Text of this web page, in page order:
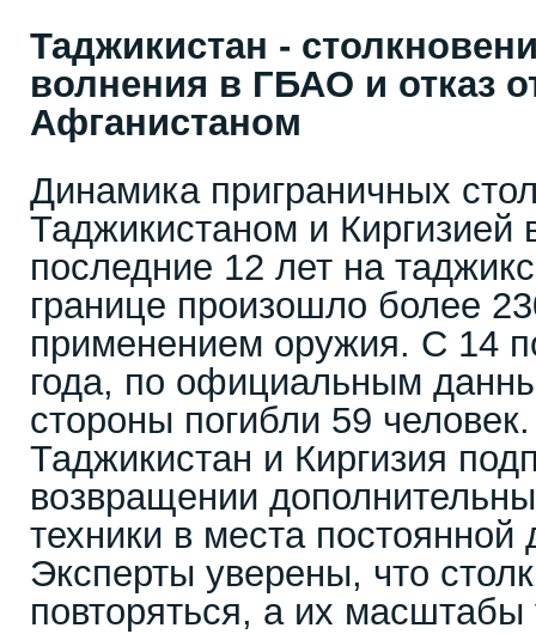
Таджикистан -
волнения в ГБАО и отказ
Афганистаном
Динамика приграничных
Таджикистаном и Киргизией
последние 12 лет на
границе произошло более
применением оружия. С 14
года, по официальным
стороны погибли 59
Таджикистан и Киргизия
возвращении
техники в места постоянной
Эксперты уверены, что
повторяться, а их масштабы